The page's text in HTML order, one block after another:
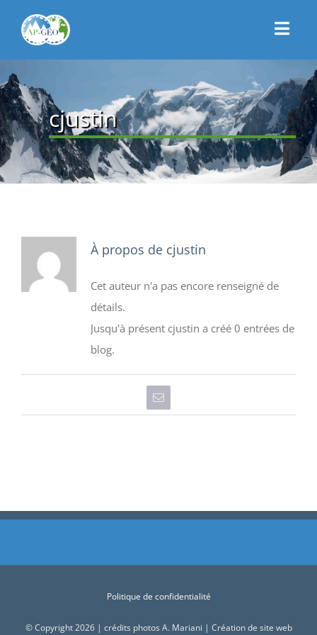
ACCUEIL
PRÉSENTATION
ACTUALITÉS
cjustin
À propos de cjustin
Cet auteur n'a pas encore renseigné de
détails.
Jusqu'à présent cjustin a créé 0 entrées de
blog.
Email
Politique de confidentialité
© Copyright 2026 | crédits photos A. Mariani | Création de site web